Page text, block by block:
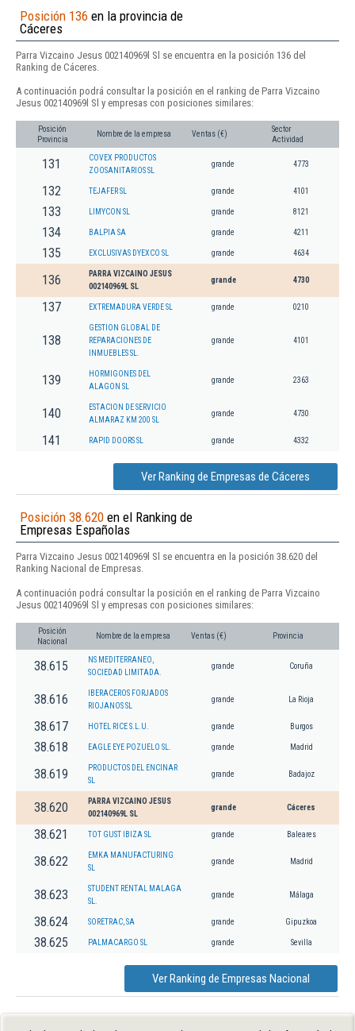
Posición 136 en la provincia de
Cáceres
Parra Vizcaino Jesus 002140969l Sl se encuentra en la posición 136 del
Ranking de Cáceres.
A continuación podrá consultar la posición en el ranking de Parra Vizcaino
Jesus 002140969l Sl y empresas con posiciones similares:
Posición
Provincia
Nombre de la empresa Ventas (€)
Sector
Actividad
131
COVEX PRODUCTOS
ZOOSANITARIOS SL
grande 4773
132 TEJAFER SL grande 4101
133 LIMYCON SL grande 8121
134 BALPIA SA grande 4211
135 EXCLUSIVAS DYEXCO SL grande 4634
136
PARRA VIZCAINO JESUS
002140969L SL
grande 4730
137 EXTREMADURA VERDE SL grande 0210
138
GESTION GLOBAL DE
REPARACIONES DE
INMUEBLES SL.
grande 4101
139
HORMIGONES DEL
ALAGON SL
grande 2363
140
ESTACION DE SERVICIO
ALMARAZ KM 200 SL
grande 4730
141 RAPID DOORS SL grande 4332
Ver Ranking de Empresas de Cáceres
Posición 38.620 en el Ranking de
Empresas Españolas
Parra Vizcaino Jesus 002140969l Sl se encuentra en la posición 38.620 del
Ranking Nacional de Empresas.
A continuación podrá consultar la posición en el ranking de Parra Vizcaino
Jesus 002140969l Sl y empresas con posiciones similares:
Posición
Nacional
Nombre de la empresa Ventas (€) Provincia
38.615
NS MEDITERRANEO,
SOCIEDAD LIMITADA.
grande Coruña
38.616
IBERACEROS FORJADOS
RIOJANOS SL
grande La Rioja
38.617 HOTEL RICE S.L.U. grande Burgos
38.618 EAGLE EYE POZUELO SL. grande Madrid
38.619
PRODUCTOS DEL ENCINAR
SL
grande Badajoz
38.620
PARRA VIZCAINO JESUS
002140969L SL
grande Cáceres
38.621 TOT GUST IBIZA SL grande Baleares
38.622
EMKA MANUFACTURING
SL
grande Madrid
38.623
STUDENT RENTAL MALAGA
SL.
grande Málaga
38.624 SORETRAC, SA grande Gipuzkoa
38.625 PALMACARGO SL grande Sevilla
Ver Ranking de Empresas Nacional